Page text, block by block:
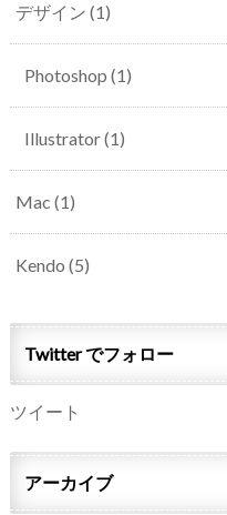
デザイン (1)
Photoshop (1)
Illustrator(1)
Mac (1)
Kendo (5)
Twitter でフォロー
ツイート
アーカイブ